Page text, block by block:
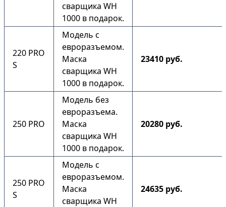
сварщика WH
1000 в подарок.
220 PRO
S
Модель с
евроразъемом.
Маска
сварщика WH
1000 в подарок.
23410 руб.
250 PRO
Модель без
евроразъема.
Маска
сварщика WH
1000 в подарок.
20280 руб.
250 PRO
S
Модель с
евроразъемом.
Маска
сварщика WH
24635 руб.